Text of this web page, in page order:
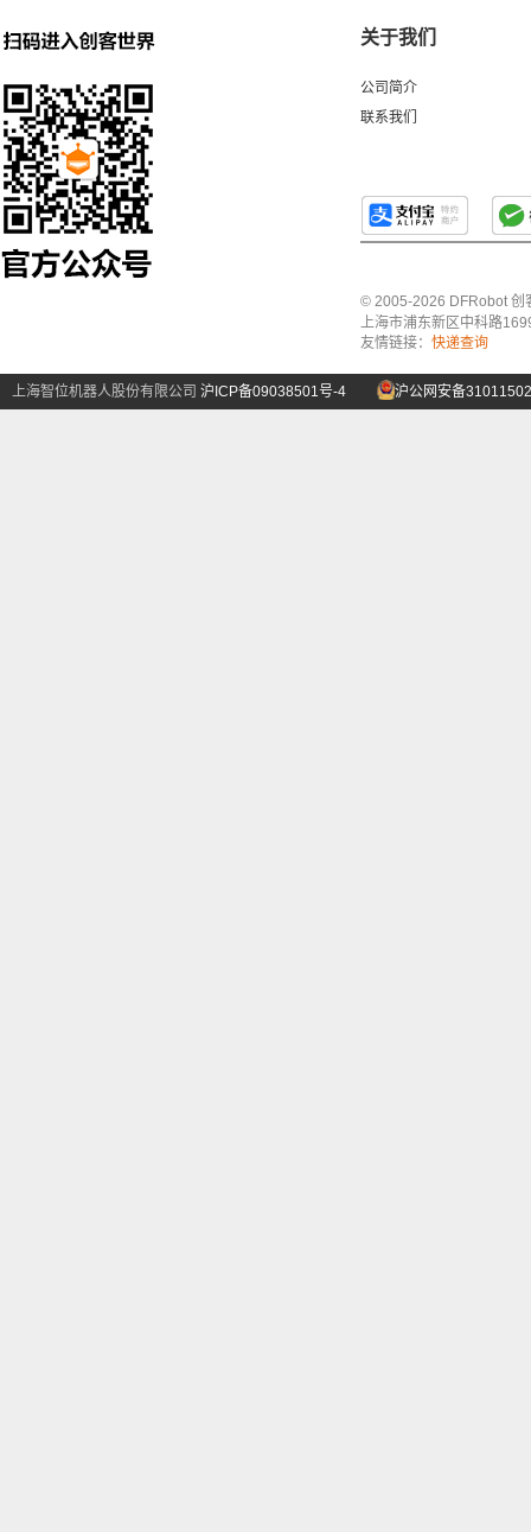
关于我们
公司简介
联系我们
© 2005-2026 DFRobot 创
上海市浦东新区中科路
友情链接： 快递查询
上海智位机器人股份有限公司 沪ICP备09038501号-4 沪公网安备